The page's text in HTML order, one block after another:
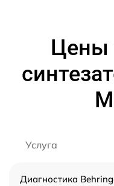
Цены
Услуга
Диагностика